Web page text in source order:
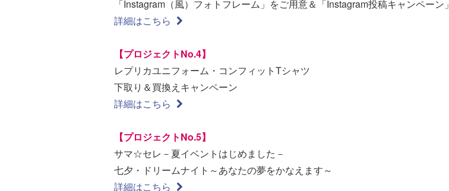
「Instagram（風）フォトフレーム」をご用意＆「Instagram投稿キャンペーン」
詳細はこちら
【プロジェクトNo.4】
レプリカユニフォーム・コンフィットTシャツ
下取り＆買換えキャンペーン
詳細はこちら
【プロジェクトNo.5】
サマ☆セレ－夏イベントはじめました－
七夕・ドリームナイト～あなたの夢をかなえます～
詳細はこちら